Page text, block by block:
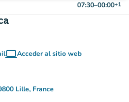
07:30–00:00+1
computerAcceder al sitio web
(nueva pestaña)
Lille, France
Google Maps)
pestaña)